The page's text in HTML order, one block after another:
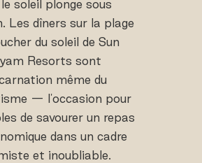
soleil plonge sous
Les dîners sur la plage
du soleil de Sun
Resorts sont
même du
— l'occasion pour
de savourer un repas
dans un cadre
et inoubliable.